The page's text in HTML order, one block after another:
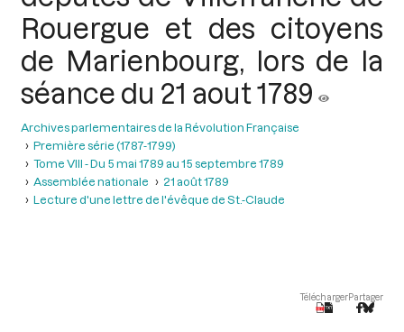
Rouergue et des citoyens
de Marienbourg, lors de la
séance du 21 aout 1789
Archives parlementaires de la Révolution Française
Première série (1787-1799)
Tome VIII - Du 5 mai 1789 au 15 septembre 1789
Assemblée nationale
21 août 1789
Lecture d'une lettre de l'évêque de St.-Claude
TéléchargerPartager